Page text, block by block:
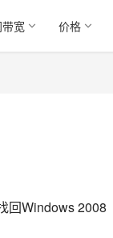
宽 价格
回Windows 2008